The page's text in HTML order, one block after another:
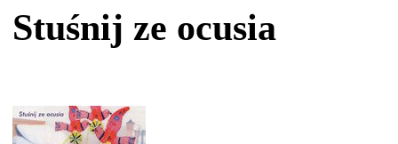
Stuśnij ze ocusia